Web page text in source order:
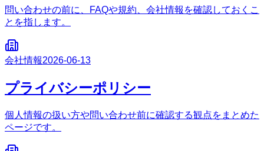
問い合わせの前に、FAQや規約、会社情報を確認しておくこ
とを指します。
会社情報2026-06-13
プライバシーポリシー
個人情報の扱い方や問い合わせ前に確認する観点をまとめた
ページです。